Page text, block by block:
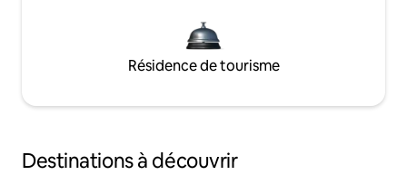
Résidence de tourisme
Destinations à découvrir